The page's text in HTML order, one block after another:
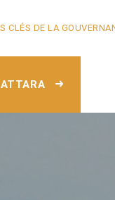
CLÉS DE LA